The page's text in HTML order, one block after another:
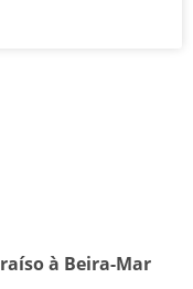
à Beira-Mar